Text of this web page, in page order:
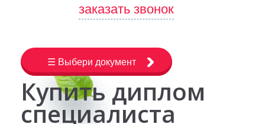
заказать звонок
☰ Выбери документ
Купить диплом
специалиста